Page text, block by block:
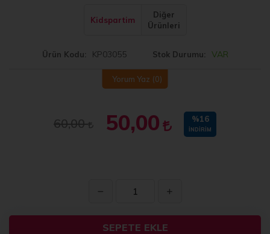
Kidspartim
Diğer
Ürünleri
Ürün Kodu KP03055 Stok Durumu VAR
Yorum Yaz (0)
60,00 50,00 %16
İNDIRIM
SEPETE EKLE